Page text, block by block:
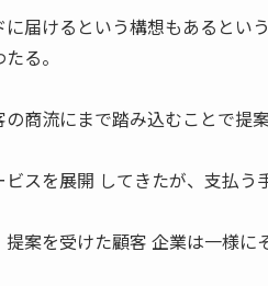
届けるという構想もあるという
る。
商流にまで踏み込むことで提
スを展開 してきたが、支払う
案を受けた顧客 企業は一様に